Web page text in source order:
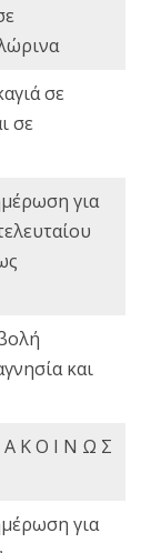
σε
σε
για
και
Κ Ο Ι Ν Ω Σ
για